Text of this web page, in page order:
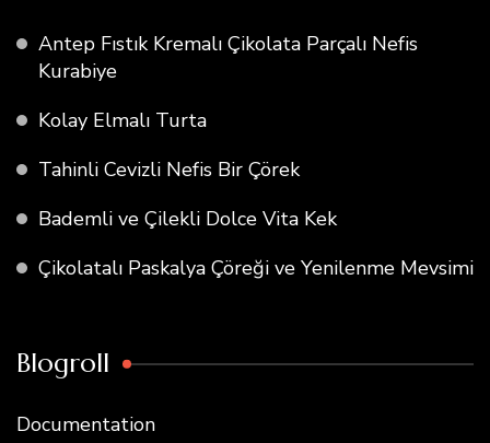
Antep Fıstık Kremalı Çikolata Parçalı Nefis
Kurabiye
Kolay Elmalı Turta
Tahinli Cevizli Nefis Bir Çörek
Bademli ve Çilekli Dolce Vita Kek
Çikolatalı Paskalya Çöreği ve Yenilenme Mevsimi
Blogroll
Documentation